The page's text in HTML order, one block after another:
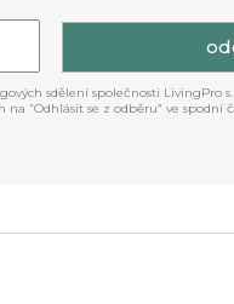
sdělení společnosti LivingPro
“Odhlásit se z odběru” ve spodní